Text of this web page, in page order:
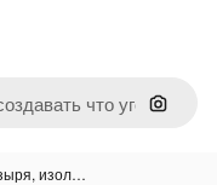
Поиск
изол…